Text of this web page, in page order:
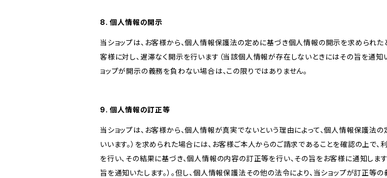
8. 個人情報の開示
当ショップは、お客様から、個人情報保護法の定めに基づき個人情報の開示を求められた
客様に対し、遅滞なく開示を行います（当該個人情報が存在しないときにはその旨を通知
ョップが開示の義務を負わない場合は、この限りではありません。
9. 個人情報の訂正等
当ショップは、お客様から、個人情報が真実でないという理由によって、個人情報保護法
いいます。）を求められた場合には、お客様ご本人からのご請求であることを確認の上で
を行い、その結果に基づき、個人情報の内容の訂正等を行い、その旨をお客様に通知しま
旨を通知いたします。）。但し、個人情報保護法その他の法令により、当ショップが訂正等